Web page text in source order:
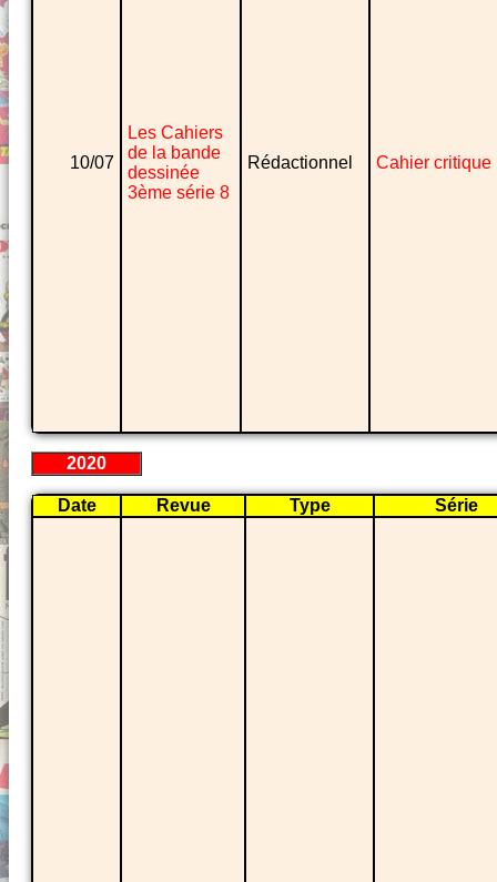
10/07
Les Cahiers
de la bande
dessinée
3ème série 8
Rédactionnel Cahier critique
2020
Date Revue Type Série